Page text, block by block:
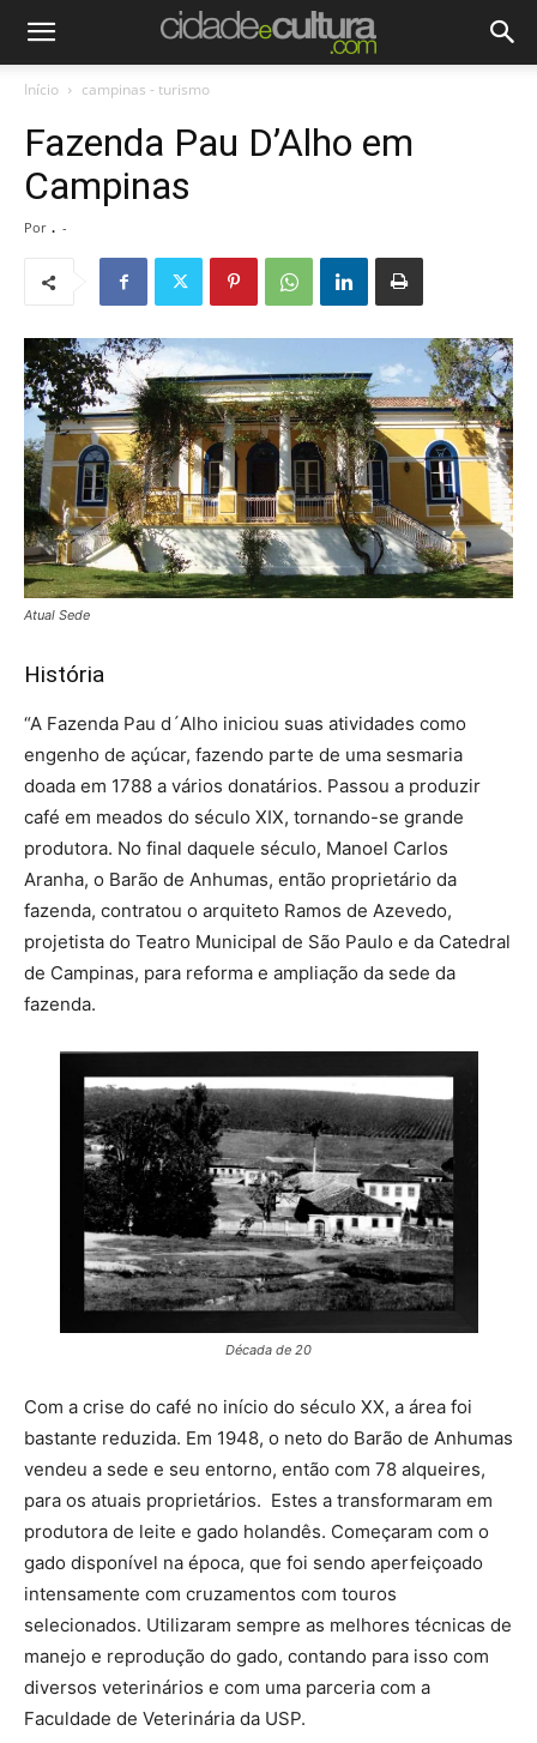
Início campinas - turismo
Fazenda Pau D’Alho em
Campinas
Por . -
Atual Sede
História
“A Fazenda Pau d´Alho iniciou suas atividades como
engenho de açúcar, fazendo parte de uma sesmaria
doada em 1788 a vários donatários. Passou a produzir
café em meados do século XIX, tornando-se grande
produtora. No final daquele século, Manoel Carlos
Aranha, o Barão de Anhumas, então proprietário da
fazenda, contratou o arquiteto Ramos de Azevedo,
projetista do Teatro Municipal de São Paulo e da Catedral
de Campinas, para reforma e ampliação da sede da
fazenda.
Década de 20
Com a crise do café no início do século XX, a área foi
bastante reduzida. Em 1948, o neto do Barão de Anhumas
vendeu a sede e seu entorno, então com 78 alqueires,
para os atuais proprietários. Estes a transformaram em
produtora de leite e gado holandês. Começaram com o
gado disponível na época, que foi sendo aperfeiçoado
intensamente com cruzamentos com touros
selecionados. Utilizaram sempre as melhores técnicas de
manejo e reprodução do gado, contando para isso com
diversos veterinários e com uma parceria com a
Faculdade de Veterinária da USP.